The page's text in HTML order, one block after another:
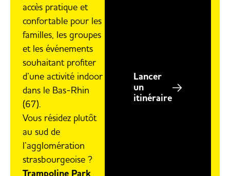
accès pratique et
confortable pour les
familles, les groupes
et les événements
souhaitant profiter
d’une activité indoor
dans le Bas-Rhin
(67).
Vous résidez plutôt
au sud de
l’agglomération
strasbourgeoise ?
Trampoline Park
Lancer
un
itinéraire